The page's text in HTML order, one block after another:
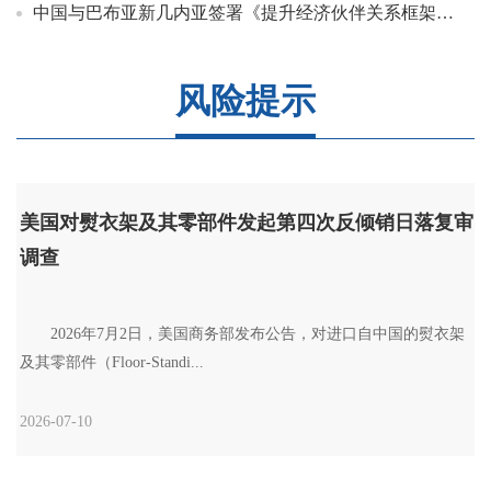
中国与巴布亚新几内亚签署《提升经济伙伴关系框架协定》并发表联合声明
风险提示
美国对熨衣架及其零部件发起第四次反倾销日落复审
调查
2026年7月2日，美国商务部发布公告，对进口自中国的熨衣架
及其零部件（Floor-Standi...
2026-07-10